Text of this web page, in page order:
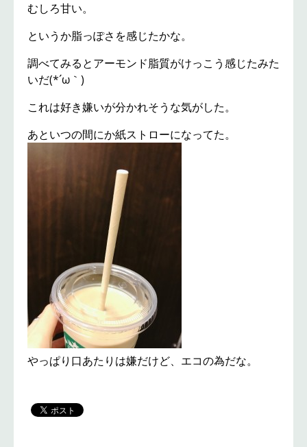
むしろ甘い。
というか脂っぽさを感じたかな。
調べてみるとアーモンド脂質がけっこう感じたみた
いだ(*´ω｀)
これは好き嫌いが分かれそうな気がした。
あといつの間にか紙ストローになってた。
やっぱり口あたりは嫌だけど、エコの為だな。